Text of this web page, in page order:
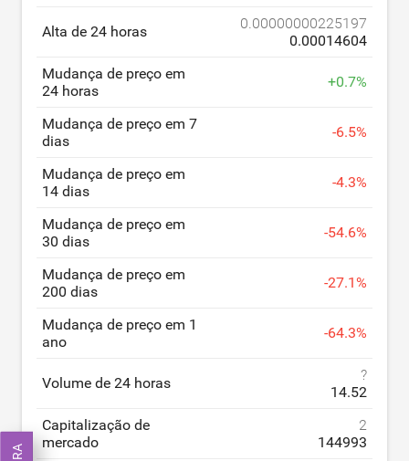
Alta de 24 horas
0.00000000225197
0.00014604
Mudança de preço em
24 horas
+0.7%
Mudança de preço em 7
dias
-6.5%
Mudança de preço em
14 dias
-4.3%
Mudança de preço em
30 dias
-54.6%
Mudança de preço em
200 dias
-27.1%
Mudança de preço em 1
ano
-64.3%
Volume de 24 horas
?
14.52
Capitalização de
mercado
2
144993